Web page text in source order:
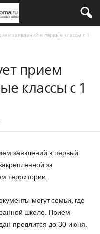
заявлений в первые классы с 1
прием
классы с 1
заявлений в первый
за
территории.
могут семьи, где
школе. Прием
продлится до 30 июня.